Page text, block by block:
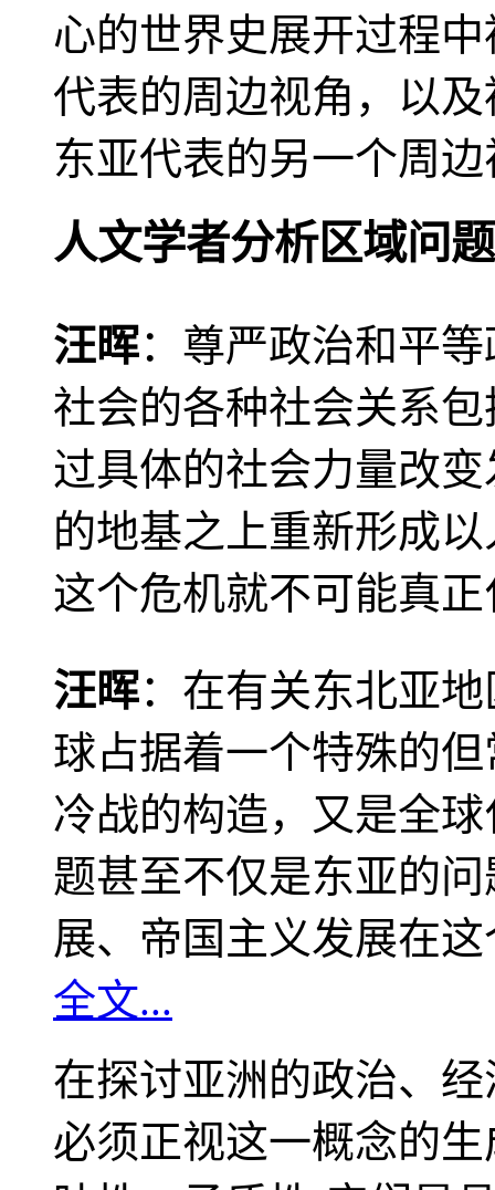
心的世界史展开过程
代表的周边视角，以
东亚代表的另一个周
人文学者分析区域问题
汪晖：尊严政治和平
社会的各种社会关系
过具体的社会力量改
的地基之上重新形成
这个危机就不可能真
汪晖：在有关东北亚
球占据着一个特殊的
冷战的构造，又是全
题甚至不仅是东亚的
展、帝国主义发展在
全文...
在探讨亚洲的政治、
必须正视这一概念的